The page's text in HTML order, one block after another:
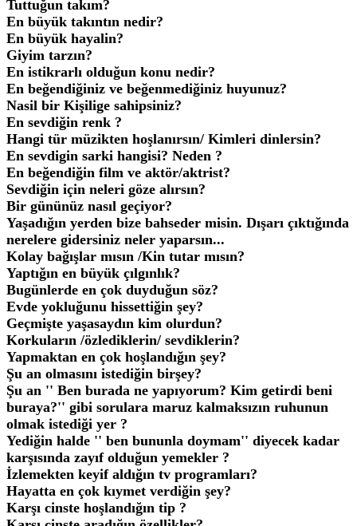
Tuttuğun takım?
En büyük takıntın nedir?
En büyük hayalin?
Giyim tarzın?
En istikrarlı olduğun konu nedir?
En beğendiğiniz ve beğenmediğiniz huyunuz?
Nasil bir Kişilige sahipsiniz?
En sevdiğin renk ?
Hangi tür müzikten hoşlanırsın/ Kimleri dinlersin?
En sevdigin sarki hangisi? Neden ?
En beğendiğin film ve aktör/aktrist?
Sevdiğin için neleri göze alırsın?
Bir gününüz nasıl geçiyor?
Yaşadığın yerden bize bahseder misin. Dışarı çıktığında
nerelere gidersiniz neler yaparsın...
Kolay bağışlar mısın /Kin tutar mısın?
Yaptığın en büyük çılgınlık?
Bugünlerde en çok duyduğun söz?
Evde yokluğunu hissettiğin şey?
Geçmişte yaşasaydın kim olurdun?
Korkuların /özlediklerin/ sevdiklerin?
Yapmaktan en çok hoşlandığın şey?
Şu an olmasını istediğin birşey?
Şu an '' Ben burada ne yapıyorum? Kim getirdi beni
buraya?'' gibi sorulara maruz kalmaksızın ruhunun
olmak istediği yer ?
Yediğin halde '' ben bununla doymam'' diyecek kadar
karşısında zayıf olduğun yemekler ?
İzlemekten keyif aldığın tv programları?
Hayatta en çok kıymet verdiğin şey?
Karşı cinste hoşlandığın tip ?